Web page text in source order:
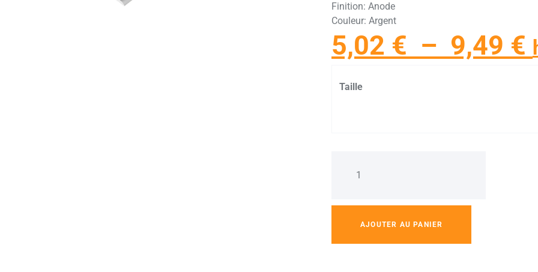
Finition: Anode
Couleur: Argent
5,02 € – 9,49 €
Taille
AJOUTER AU PANIER